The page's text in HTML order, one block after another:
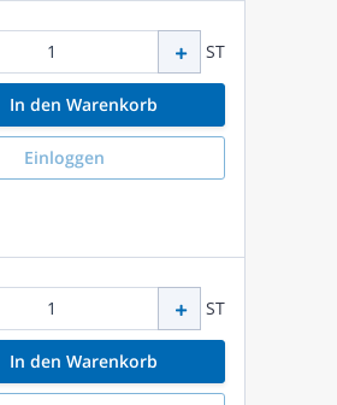
ST
In den Warenkorb
Einloggen
ST
In den Warenkorb